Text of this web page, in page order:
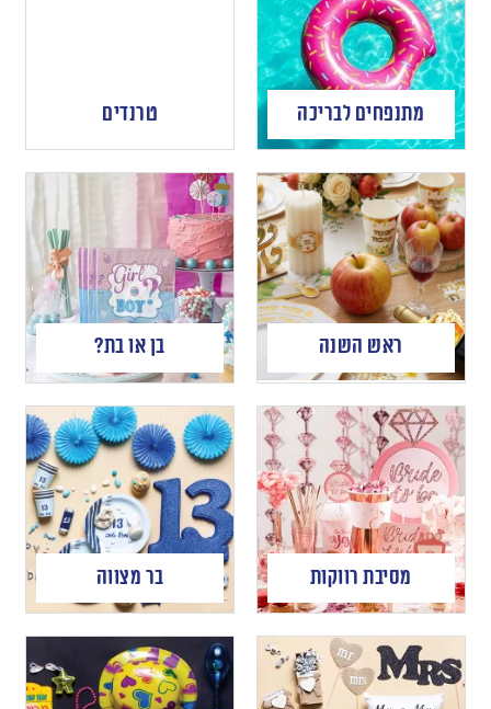
מתנפחים לבריכה טרנדים
ראש השנה בן או בת?
מסיבת רווקות בר מצווה